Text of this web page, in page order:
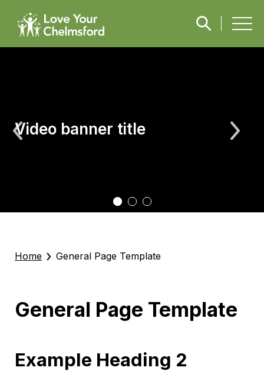
Video banner title
Home › General Page Template
General Page Template
Example Heading 2